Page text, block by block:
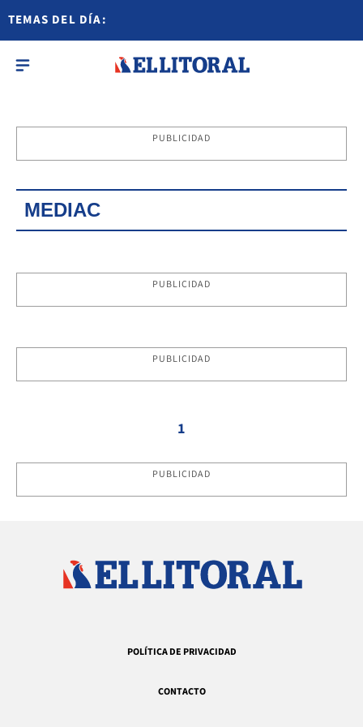
TEMAS DEL DÍA:
PUBLICIDAD
MEDIAC
PUBLICIDAD
PUBLICIDAD
1
PUBLICIDAD
POLÍTICA DE PRIVACIDAD
CONTACTO